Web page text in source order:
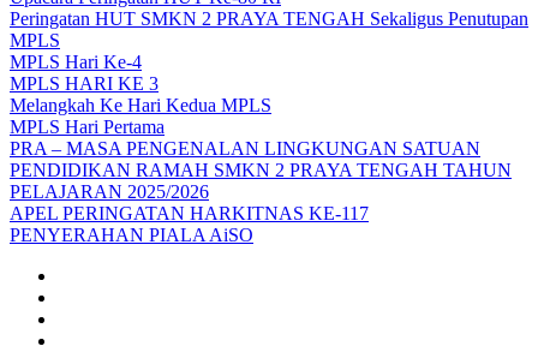
Peringatan HUT SMKN 2 PRAYA TENGAH Sekaligus Penutupan
MPLS
MPLS Hari Ke-4
MPLS HARI KE 3
Melangkah Ke Hari Kedua MPLS
MPLS Hari Pertama
PRA – MASA PENGENALAN LINGKUNGAN SATUAN
PENDIDIKAN RAMAH SMKN 2 PRAYA TENGAH TAHUN
PELAJARAN 2025/2026
APEL PERINGATAN HARKITNAS KE-117
PENYERAHAN PIALA AiSO